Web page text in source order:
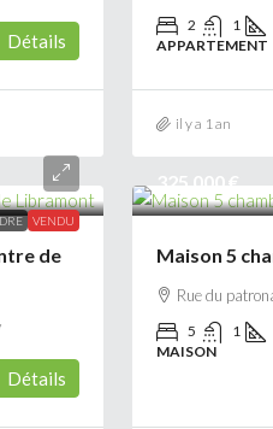
Détails
2 1
APPARTEMENT
il y a 1 an
VENDU
de
Détails
325 000 €
Maison 5
Rue du
5 1
MAISON